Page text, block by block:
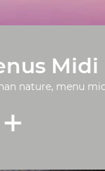
Midi
nature, menu
+